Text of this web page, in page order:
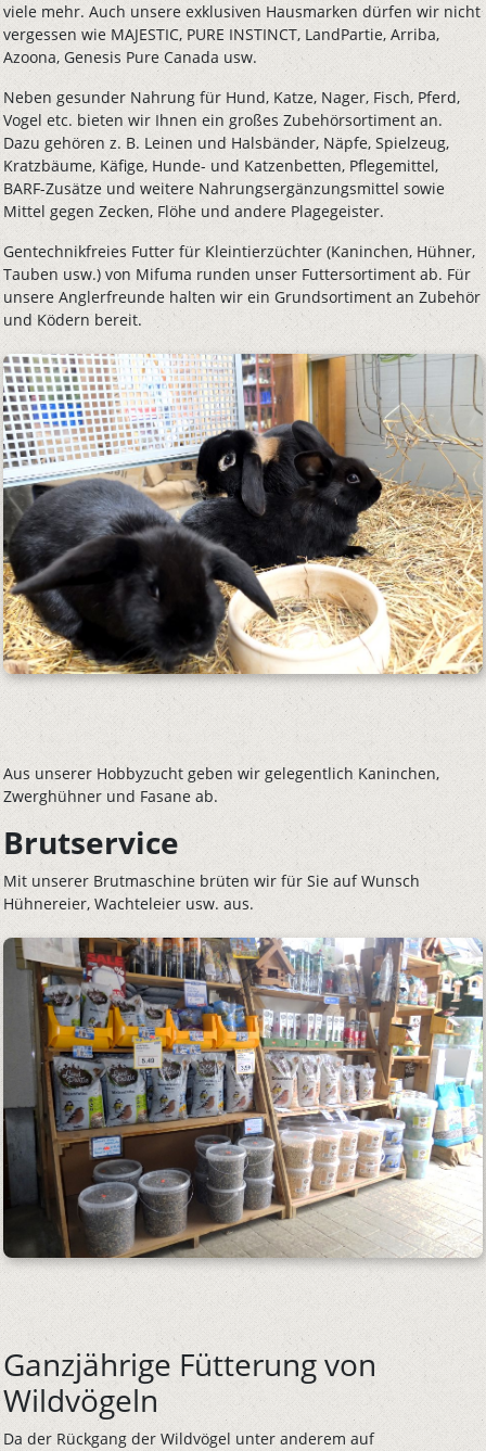
viele mehr. Auch unsere exklusiven Hausmarken dürfen wir nicht
vergessen wie MAJESTIC, PURE INSTINCT, LandPartie, Arriba,
Azoona, Genesis Pure Canada usw.
Neben gesunder Nahrung für Hund, Katze, Nager, Fisch, Pferd,
Vogel etc. bieten wir Ihnen ein großes Zubehörsortiment an.
Dazu gehören z. B. Leinen und Halsbänder, Näpfe, Spielzeug,
Kratzbäume, Käfige, Hunde- und Katzenbetten, Pflegemittel,
BARF-Zusätze und weitere Nahrungsergänzungsmittel sowie
Mittel gegen Zecken, Flöhe und andere Plagegeister.
Gentechnikfreies Futter für Kleintierzüchter (Kaninchen, Hühner,
Tauben usw.) von Mifuma runden unser Futtersortiment ab. Für
unsere Anglerfreunde halten wir ein Grundsortiment an Zubehör
und Ködern bereit.
Aus unserer Hobbyzucht geben wir gelegentlich Kaninchen,
Zwerghühner und Fasane ab.
Brutservice
Mit unserer Brutmaschine brüten wir für Sie auf Wunsch
Hühnereier, Wachteleier usw. aus.
Ganzjährige Fütterung von
Wildvögeln
Da der Rückgang der Wildvögel unter anderem auf